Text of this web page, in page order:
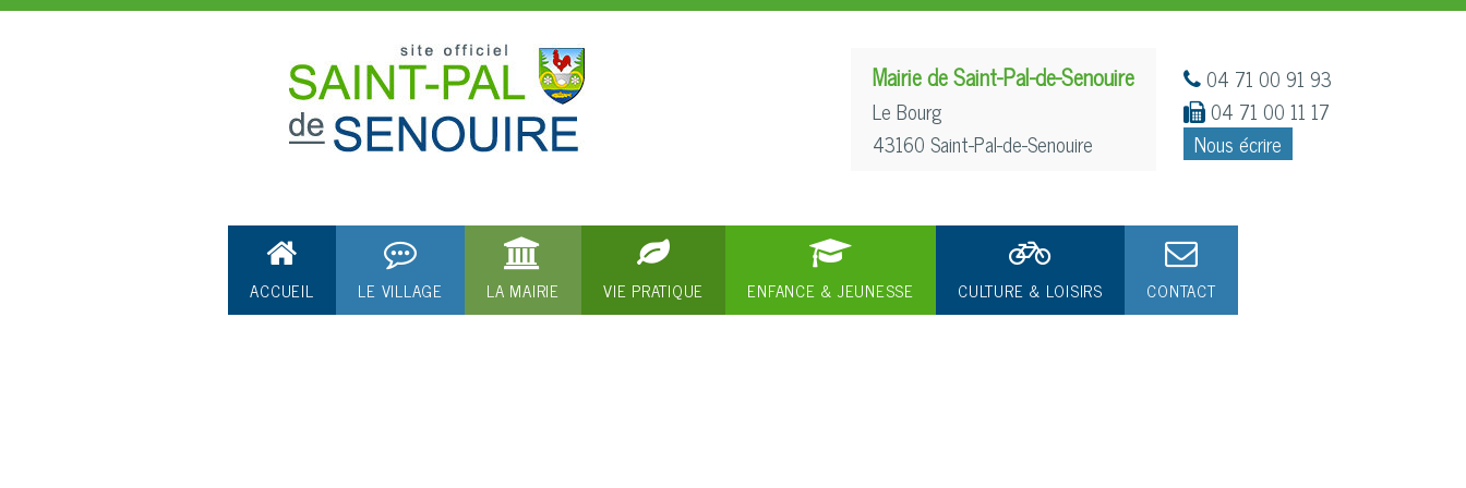
Mairie de Saint-Pal-de-Senouire
Le Bourg
43160 Saint-Pal-de-Senouire
04 71 00 91 93
04 71 00 11 17
Nous écrire
ACCUEIL LE VILLAGE LA MAIRIE VIE PRATIQUE ENFANCE & JEUNESSE CULTURE & LOISIRS CONTACT